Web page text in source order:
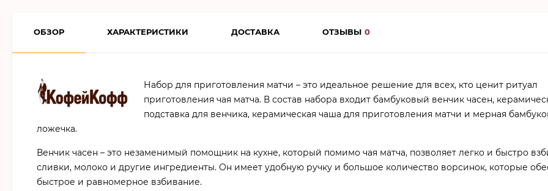
ОБЗОР ХАРАКТЕРИСТИКИ ДОСТАВКА ОТЗЫВЫ 0
Набор для приготовления матчи – это идеальное решение для всех, кто ценит ритуал
приготовления чая матча. В состав набора входит бамбуковый венчик часен,
подставка для венчика, керамическая чаша для приготовления матчи и мерная
ложечка.
Венчик часен – это незаменимый помощник на кухне, который помимо чая матча, позволяет легко и быстро
сливки, молоко и другие ингредиенты. Он имеет удобную ручку и большое количество ворсинок, которые
быстрое и равномерное взбивание.